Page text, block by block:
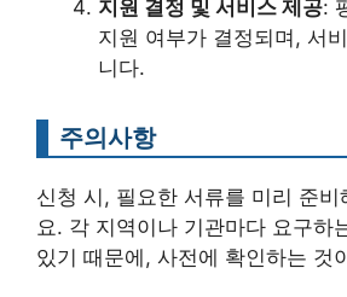
지원 결정 및 서비스 제공:
지원 여부가 결정되며, 서
니다.
주의사항
신청 시, 필요한 서류를 미리 준
요. 각 지역이나 기관마다 요구하
있기 때문에, 사전에 확인하는 것